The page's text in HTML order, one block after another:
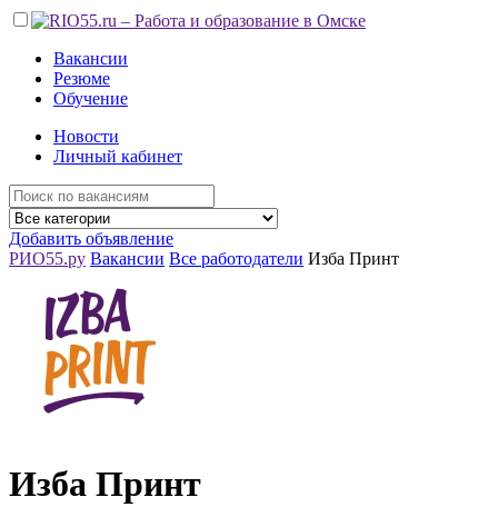
Вакансии
Резюме
Обучение
Новости
Личный кабинет
Добавить объявление
РИО55.ру Вакансии Все работодатели Изба Принт
Изба Принт